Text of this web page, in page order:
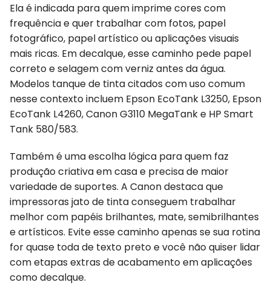
Ela é indicada para quem imprime cores com
frequência e quer trabalhar com fotos, papel
fotográfico, papel artístico ou aplicações visuais
mais ricas. Em decalque, esse caminho pede papel
correto e selagem com verniz antes da água.
Modelos tanque de tinta citados com uso comum
nesse contexto incluem Epson EcoTank L3250, Epson
EcoTank L4260, Canon G3110 MegaTank e HP Smart
Tank 580/583.
Também é uma escolha lógica para quem faz
produção criativa em casa e precisa de maior
variedade de suportes. A Canon destaca que
impressoras jato de tinta conseguem trabalhar
melhor com papéis brilhantes, mate, semibrilhantes
e artísticos. Evite esse caminho apenas se sua rotina
for quase toda de texto preto e você não quiser lidar
com etapas extras de acabamento em aplicações
como decalque.